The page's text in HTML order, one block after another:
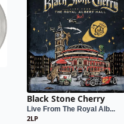
Black Stone Cherry
Live From The Royal Alb...
2LP